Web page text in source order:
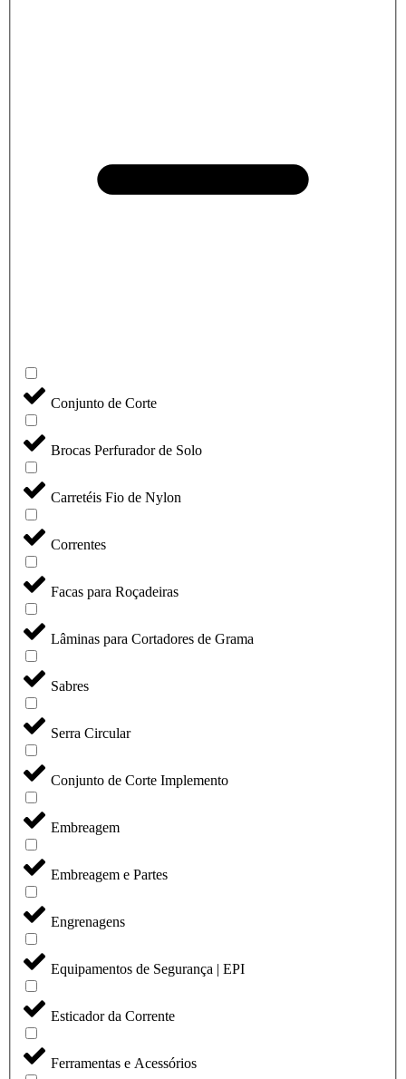
Conjunto de Corte
Brocas Perfurador de Solo
Carretéis Fio de Nylon
Correntes
Facas para Roçadeiras
Lâminas para Cortadores de Grama
Sabres
Serra Circular
Conjunto de Corte Implemento
Embreagem
Embreagem e Partes
Engrenagens
Equipamentos de Segurança | EPI
Esticador da Corrente
Ferramentas e Acessórios